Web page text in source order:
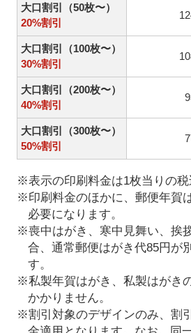
大口割引（50枚〜）
20%割引
大口割引（100枚〜）
30%割引
大口割引（200枚〜）
40%割引
大口割引（300枚〜）
50%割引
※表示の印刷料金は1枚当りの税
※印刷料金のほかに、郵便年賀
必要になります。
※喪中はがき、寒中見舞い、挨
合、通常郵便はがき代85円が
す。
※私製年賀はがき、私製はがき
かかりません。
※割引対象のデザインのみ、割